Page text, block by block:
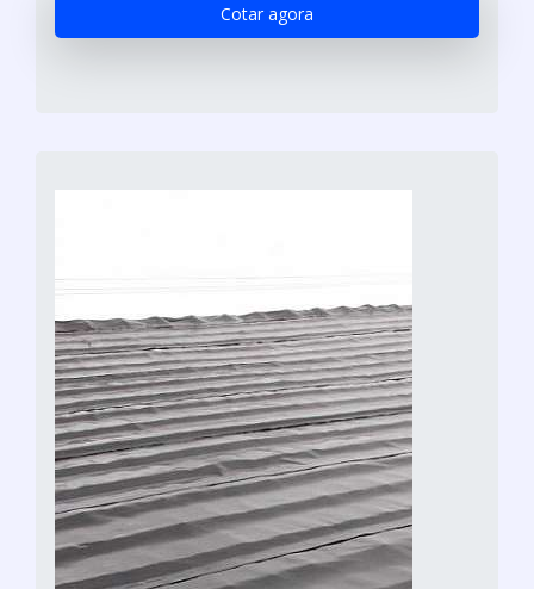
Cotar agora